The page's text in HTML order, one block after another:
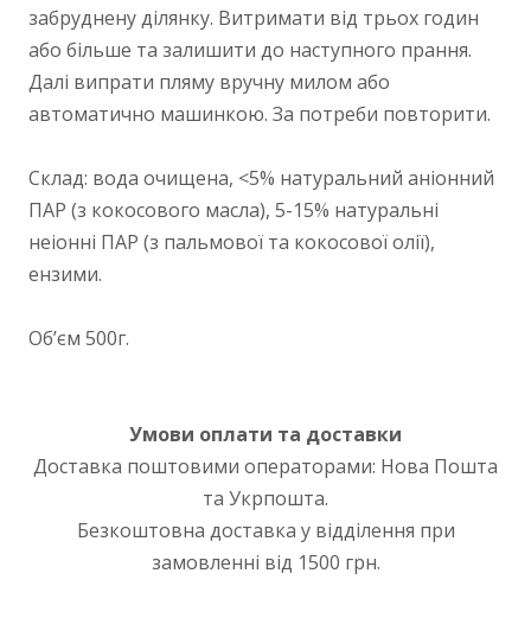
забруднену ділянку. Витримати від трьох годин
або більше та залишити до наступного прання.
Далі випрати пляму вручну милом або
автоматично машинкою. За потреби повторити.
Склад: вода очищена, <5% натуральний аніонний
ПАР (з кокосового масла), 5-15% натуральні
неіонні ПАР (з пальмової та кокосової олії),
ензими.
Обʼєм 500г.
Умови оплати та доставки
Доставка поштовими операторами: Нова Пошта
та Укрпошта.
Безкоштовна доставка у відділення при
замовленні від 1500 грн.